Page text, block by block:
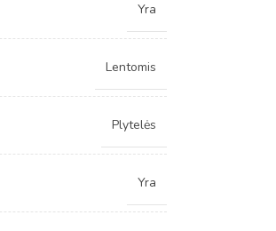
Yra
Lentomis
Plytelės
Yra